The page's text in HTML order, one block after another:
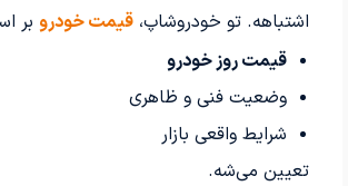
اشتباهه. تو خودروشاپ، قیمت خودروبر
قیمت روز خودرو
وضعیت فنی و ظاهری
شرایط واقعی بازار
تعیین می‌شه.